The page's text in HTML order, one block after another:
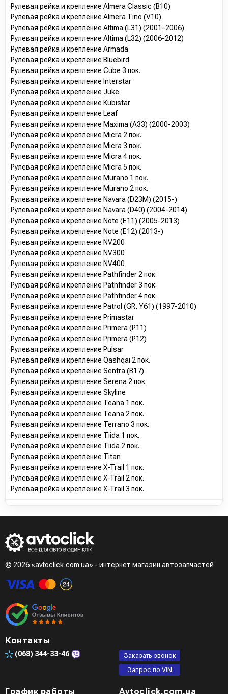
Рулевая рейка и крепление Almera Classic (B10)
Рулевая рейка и крепление Almera Tino (V10)
Рулевая рейка и крепление Altima (L31) (2001–2006)
Рулевая рейка и крепление Altima (L32) (2006-2012)
Рулевая рейка и крепление Armada
Рулевая рейка и крепление Bluebird
Рулевая рейка и крепление Cube 3 пок.
Рулевая рейка и крепление Interstar
Рулевая рейка и крепление Juke
Рулевая рейка и крепление Kubistar
Рулевая рейка и крепление Leaf
Рулевая рейка и крепление Maxima (A33) (2000-2003)
Рулевая рейка и крепление Micra 2 пок.
Рулевая рейка и крепление Micra 3 пок.
Рулевая рейка и крепление Micra 4 пок.
Рулевая рейка и крепление Micra 5 пок.
Рулевая рейка и крепление Murano 1 пок.
Рулевая рейка и крепление Murano 2 пок.
Рулевая рейка и крепление Navara (D23M) (2015-)
Рулевая рейка и крепление Navara (D40) (2004-2014)
Рулевая рейка и крепление Note (E11) (2005-2013)
Рулевая рейка и крепление Note (E12) (2013-)
Рулевая рейка и крепление NV200
Рулевая рейка и крепление NV300
Рулевая рейка и крепление NV400
Рулевая рейка и крепление Pathfinder 2 пок.
Рулевая рейка и крепление Pathfinder 3 пок.
Рулевая рейка и крепление Pathfinder 4 пок.
Рулевая рейка и крепление Patrol (GR, Y61) (1997-2010)
Рулевая рейка и крепление Primastar
Рулевая рейка и крепление Primera (P11)
Рулевая рейка и крепление Primera (P12)
Рулевая рейка и крепление Pulsar
Рулевая рейка и крепление Qashqai 2 пок.
Рулевая рейка и крепление Sentra (B17)
Рулевая рейка и крепление Serena 2 пок.
Рулевая рейка и крепление Skyline
Рулевая рейка и крепление Teana 1 пок.
Рулевая рейка и крепление Teana 2 пок.
Рулевая рейка и крепление Terrano 3 пок.
Рулевая рейка и крепление Tiida 1 пок.
Рулевая рейка и крепление Tiida 2 пок.
Рулевая рейка и крепление Titan
Рулевая рейка и крепление X-Trail 1 пок.
Рулевая рейка и крепление X-Trail 2 пок.
Рулевая рейка и крепление X-Trail 3 пок.
© 2026 «avtoclick.com.ua» - интернет магазин автозапчастей
Контакты
(068) 344-33-46
Заказать звонок
Запрос по VIN
График работы Avtoclick.com.ua